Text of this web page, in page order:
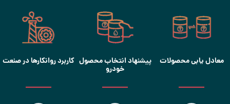
معادل یابی محصولات پیشنهاد انتخاب محصول
خودرو
کاربرد روانکارها در صنعت